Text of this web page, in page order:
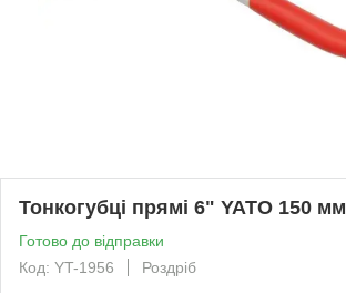
Тонкогубці прямі 6" YATO 150 мм
Готово до відправки
Код: YT-1956
Роздріб